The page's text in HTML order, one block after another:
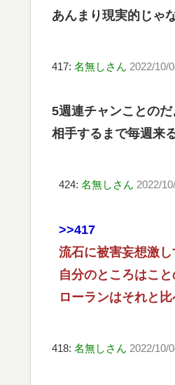
あんまり現実的じゃ
417: 名無しさん 2022/10/
5週連チャンことのだ
相手するまで毎週来
424: 名無しさん 2022/
>>417
流石に被害妄想激し
自分のところはこ
ローランはそれと
418: 名無しさん 2022/10/